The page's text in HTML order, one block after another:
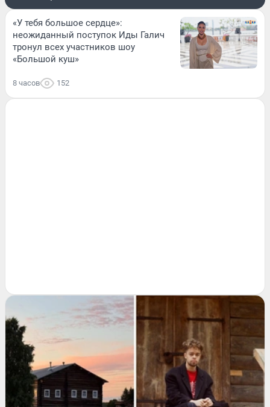
«У тебя большое сердце»:
неожиданный поступок Иды Галич
тронул всех участников шоу
«Большой куш»
8 часов 152